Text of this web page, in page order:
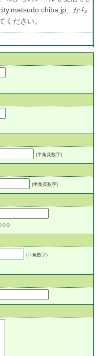
」から
ください。
(半角英数字)
(半角英数字)
(半角数字)